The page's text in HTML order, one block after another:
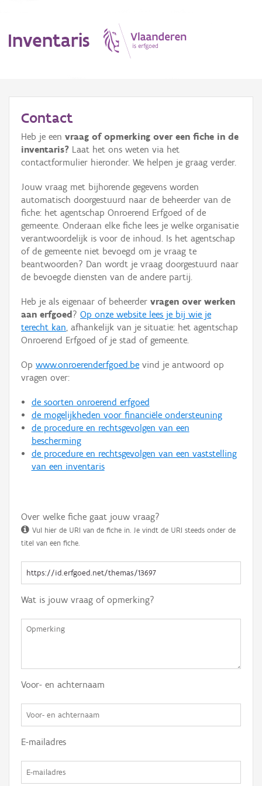
Inventaris
Erfgoedobject
Aanduidingsobject
Waarneming
Thema
Gebeurtenis
Persoon of collectief
Hergebruik
Aanmelden
Contact
Heb je een vraag of opmerking over een fiche in de
inventaris? Laat het ons weten via het
contactformulier hieronder. We helpen je graag verder.
Jouw vraag met bijhorende gegevens worden
automatisch doorgestuurd naar de beheerder van de
fiche: het agentschap Onroerend Erfgoed of de
gemeente. Onderaan elke fiche lees je welke organisatie
verantwoordelijk is voor de inhoud. Is het agentschap
of de gemeente niet bevoegd om je vraag te
beantwoorden? Dan wordt je vraag doorgestuurd naar
de bevoegde diensten van de andere partij.
Heb je als eigenaar of beheerder vragen over werken
aan erfgoed ? Op onze website lees je bij wie je
terecht kan, afhankelijk van je situatie: het agentschap
Onroerend Erfgoed of je stad of gemeente.
Op www.onroerenderfgoed.be vind je antwoord op
vragen over:
de soorten onroerend erfgoed
de mogelijkheden voor financiële ondersteuning
de procedure en rechtsgevolgen van een
bescherming
de procedure en rechtsgevolgen van een vaststelling
van een inventaris
Over welke fiche gaat jouw vraag?
Vul hier de URI van de fiche in. Je vindt de URI steeds onder de
titel van een fiche.
Wat is jouw vraag of opmerking?
Voor- en achternaam
E-mailadres